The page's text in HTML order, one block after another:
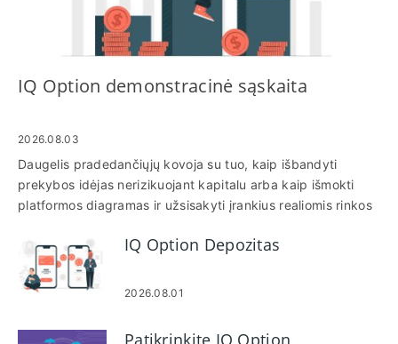
IQ Option demonstracinė sąskaita
2026.08.03
Daugelis pradedančiųjų kovoja su tuo, kaip išbandyti
prekybos idėjas nerizikuojant kapitalu arba kaip išmokti
platformos diagramas ir užsisakyti įrankius realiomis rinkos
virtualiomis lėšomis, eksperimentuoti su rodikliais ir
repetuoti įrašus, sustabdyti nuostolius ir išeiti, kad
galėtumėte pastebėti vykdymo keistenybes ir patobulinti
veiksmus sužinosite, kaip atidaryti ir pasiekti
IQ Option Depozitas
2026.08.01
Patikrinkite IQ Option